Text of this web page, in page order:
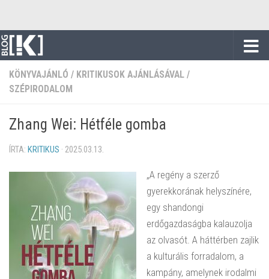
KÖNYVAJÁNLÓ / KRITIKUSOK AJÁNLÁSÁVAL /
SZÉPIRODALOM
Zhang Wei: Hétféle gomba
ÍRTA: KRITIKUS · 2025.03.13.
„A regény a szerző
gyerekkorának helyszínére,
egy shandongi
erdőgazdaságba kalauzolja
az olvasót. A háttérben zajlik
a kulturális forradalom, a
kampány, amelynek irodalmi